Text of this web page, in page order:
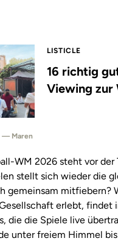
LISTICLE
16 richtig
Viewing zur
— Maren
WM 2026 steht vor
stellt sich wieder die
gemeinsam mitfiebern?
erlebt, findet
die die Spiele live
unter freiem Himmel